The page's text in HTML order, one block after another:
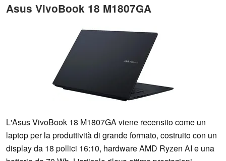
Asus VivoBook 18 M1807GA
L'Asus VivoBook 18 M1807GA viene recensito come un
laptop per la produttività di grande formato, costruito con un
display da 18 pollici 16:10, hardware AMD Ryzen AI e una